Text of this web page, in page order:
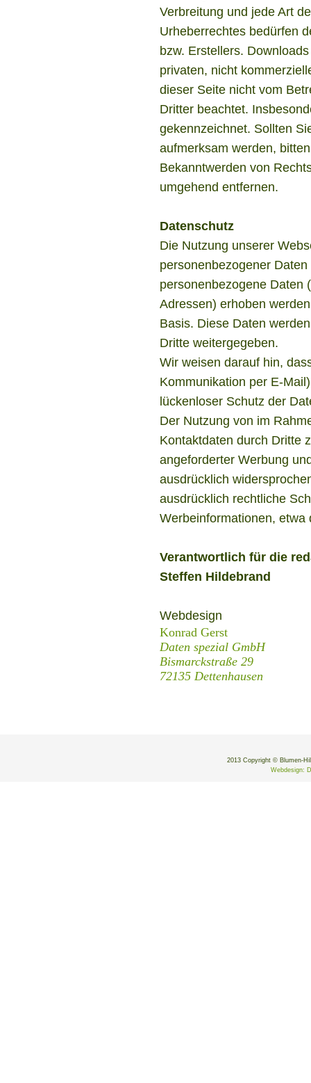
Verbreitung und jede Art
Urheberrechtes bedürfen
bzw. Erstellers.
privaten, nicht
dieser Seite nicht vom
Dritter beachtet.
gekennzeichnet. Sollten
aufmerksam werden,
Bekanntwerden von
umgehend entfernen.
Datenschutz
Die Nutzung unserer
personenbezogener
personenbezogene Daten
Adressen) erhoben
Basis. Diese Daten
Dritte weitergegeben.
Wir weisen darauf hin,
Kommunikation per E-
lückenloser Schutz der
Der Nutzung von im
Kontaktdaten durch Dritte
angeforderter Werbung
ausdrücklich
ausdrücklich rechtliche
Werbeinformationen, etwa
Verantwortlich für die
Steffen Hildebrand
Webdesign
Konrad Gerst
Daten spezial GmbH
Bismarckstraße 29
72135 Dettenhausen
2013 Copyright © Blumen-
Webdesign: